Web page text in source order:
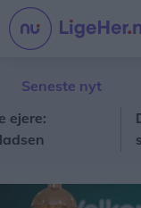
Seneste nyt
De
skal